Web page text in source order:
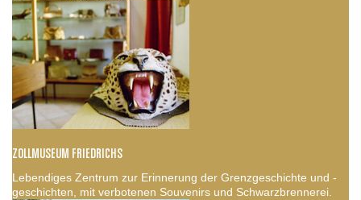
ZOLLMUSEUM FRIEDRICHS
Lebendiges Zentrum zur Erinnerung der Grenzgeschichte und -
geschichten, mit verbotenen Souvenirs und Schwarzbrennerei.